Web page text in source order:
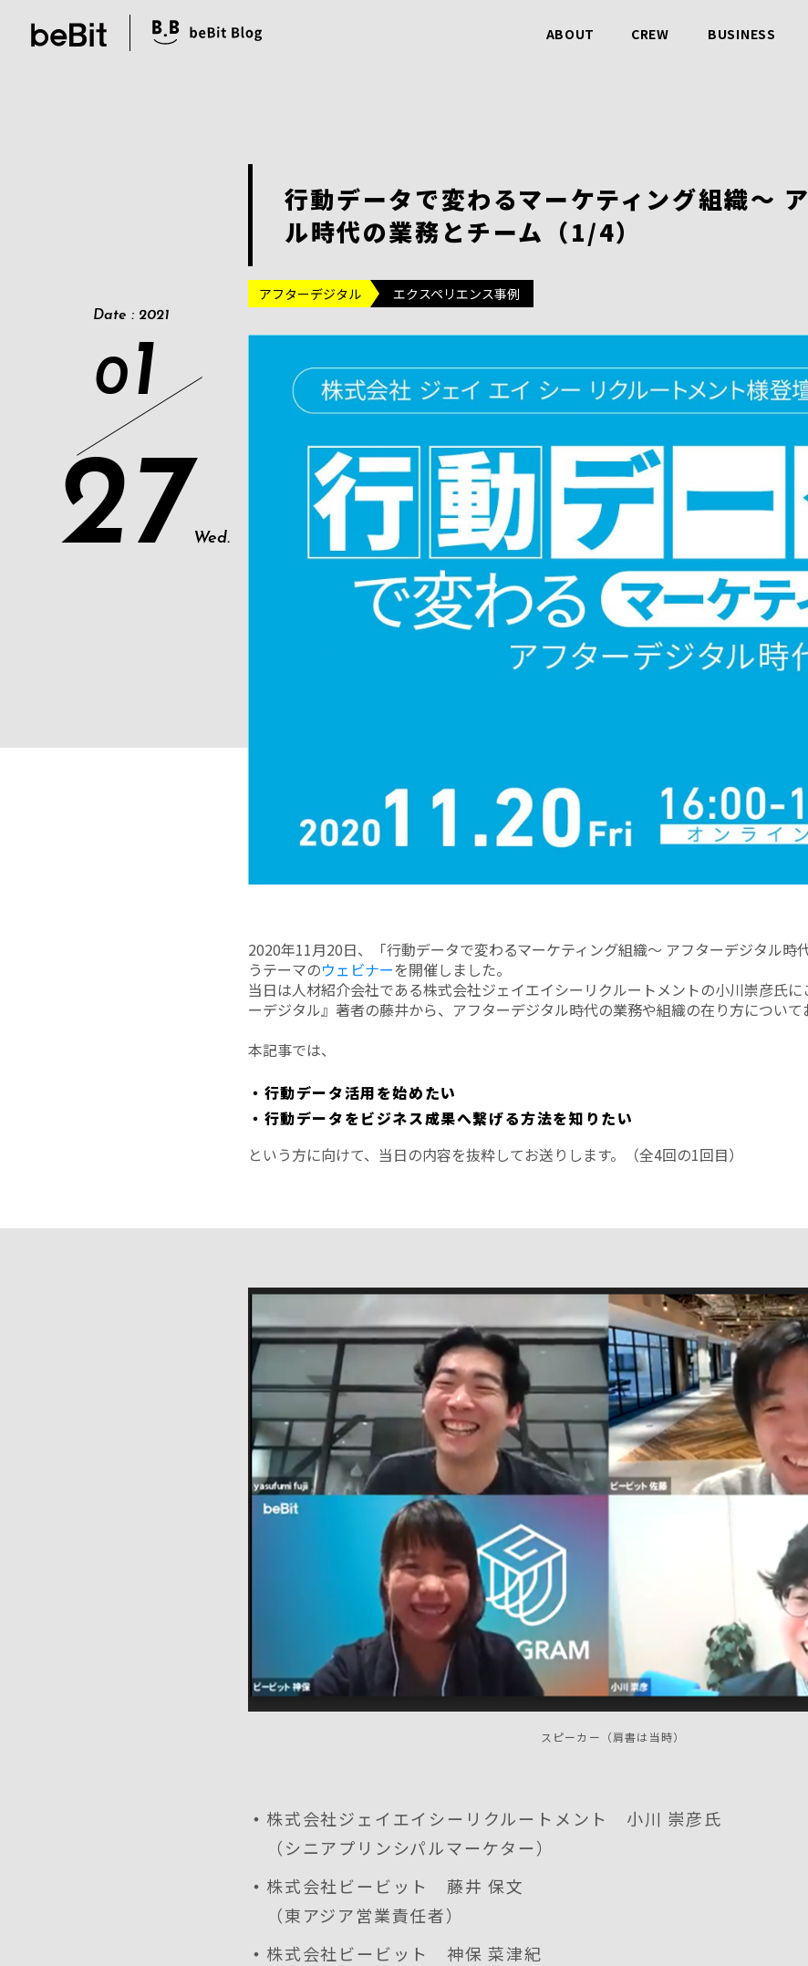
ABOUT CREW BUSINESS
Date : 2021
01
27Wed.
行動データで変わるマーケティング組織～
ル時代の業務とチーム（1/4）
アフターデジタル エクスペリエンス事例
2020年11月20日、「行動データで変わるマーケティング組織～ アフターデジタル時
うテーマのウェビナーを開催しました。
当日は人材紹介会社である株式会社ジェイエイシーリクルートメントの小川崇彦氏
ーデジタル』著者の藤井から、アフターデジタル時代の業務や組織の在り方について
本記事では、
・行動データ活用を始めたい
・行動データをビジネス成果へ繋げる方法を知りたい
という方に向けて、当日の内容を抜粋してお送りします。（全4回の1回目）
スピーカー（肩書は当時）
株式会社ジェイエイシーリクルートメント 小川 崇彦氏
（シニアプリンシパルマーケター）
株式会社ビービット 藤井 保文
（東アジア営業責任者）
株式会社ビービット 神保 菜津紀